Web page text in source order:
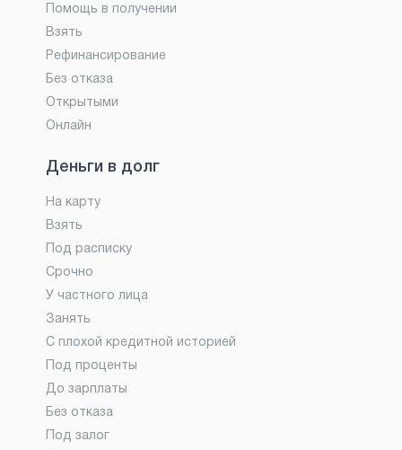
Помощь в получении
Взять
Рефинансирование
Без отказа
Открытыми
Онлайн
Деньги в долг
На карту
Взять
Под расписку
Срочно
У частного лица
Занять
С плохой кредитной историей
Под проценты
До зарплаты
Без отказа
Под залог